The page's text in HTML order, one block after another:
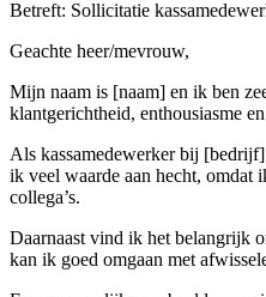
Betreft: Sollicitatie
Geachte heer/mevrouw,
Mijn naam is [naam] en ik ben
klantgerichtheid, enthousiasme
Als kassamedewerker bij
ik veel waarde aan hecht, omdat
collega’s.
Daarnaast vind ik het belangrijk
kan ik goed omgaan met